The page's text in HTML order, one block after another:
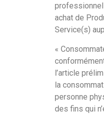
achat de
Service(s)
«
l’article
la
personne
des fins qui